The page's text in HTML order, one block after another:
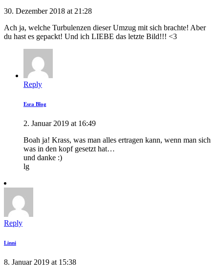
30. Dezember 2018 at 21:28
Ach ja, welche Turbulenzen dieser Umzug mit sich brachte! Aber
du hast es gepackt! Und ich LIEBE das letzte Bild!!! <3
Reply
Esra Blog
2. Januar 2019 at 16:49
Boah ja! Krass, was man alles ertragen kann, wenn man sich
was in den kopf gesetzt hat…
und danke :)
lg
Reply
Linni
8. Januar 2019 at 15:38